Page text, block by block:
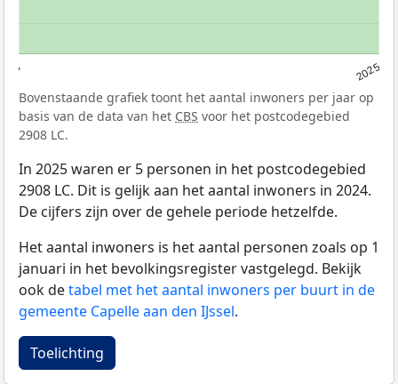
2025
Bovenstaande grafiek toont het aantal inwoners per jaar op
basis van de data van het CBS voor het postcodegebied
2908 LC.
In 2025 waren er 5 personen in het postcodegebied
2908 LC. Dit is gelijk aan het aantal inwoners in 2024.
De cijfers zijn over de gehele periode hetzelfde.
Het aantal inwoners is het aantal personen zoals op 1
januari in het bevolkingsregister vastgelegd. Bekijk
ook detabel met het aantal inwoners per buurt in de
gemeente Capelle aan den IJssel.
Toelichting